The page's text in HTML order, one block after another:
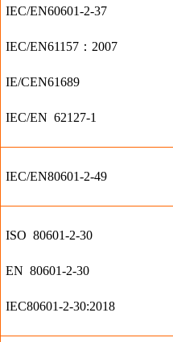
IEC/EN60601-2-37
IEC/EN61157：2007
IE/CEN61689
IEC/EN  62127-1
IEC/EN80601-2-49
ISO  80601-2-30
EN  80601-2-30
IEC80601-2-30:2018